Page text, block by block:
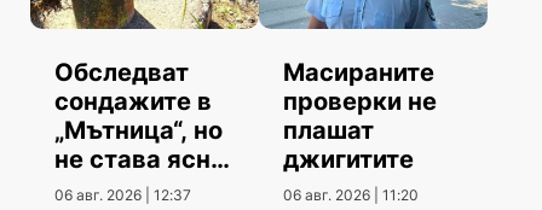
Обследват
сондажите в
„Мътница“, но
не става ясно
кога
06 авг. 2026 | 12:37
Масираните
проверки не
плашат
джигитите
06 авг. 2026 | 11:20